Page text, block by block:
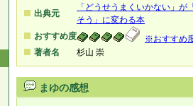
出典元
「どうせうまくいかない」が
そう」に変わる本
おすすめ度
※おすすめ
著者名
杉山 崇
まゆの感想